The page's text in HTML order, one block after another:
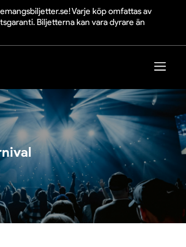
Varje köp omfattas av
Biljetterna kan vara dyrare än